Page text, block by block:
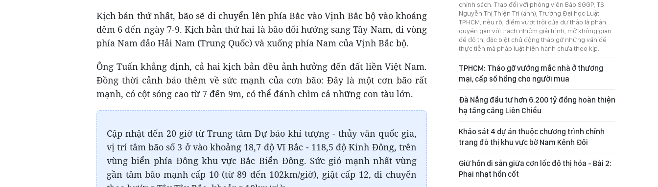
Kịch bản thứ nhất, bão sẽ di chuyển lên phía Bắc vào Vịnh Bắc bộ vào khoảng
đêm 6 đến ngày 7-9. Kịch bản thứ hai là bão đổi hướng sang Tây Nam, đi vòng
phía Nam đảo Hải Nam (Trung Quốc) và xuống phía Nam của Vịnh Bắc bộ.
Ông Tuấn khẳng định, cả hai kịch bản đều ảnh hưởng đến đất liền Việt Nam.
Đồng thời cảnh báo thêm về sức mạnh của cơn bão: Đây là một cơn bão rất
mạnh, có cột sóng cao từ 7 đến 9m, có thể đánh chìm cả những con tàu lớn.
Cập nhật đến 20 giờ từ Trung tâm Dự báo khí tượng - thủy văn quốc gia,
vị trí tâm bão số 3 ở vào khoảng 18,7 độ Vĩ Bắc - 118,5 độ Kinh Đông, trên
vùng biển phía Đông khu vực Bắc Biển Đông. Sức gió mạnh nhất vùng
gần tâm bão mạnh cấp 10 (từ 89 đến 102km/giờ), giật cấp 12, di chuyển
chính sách. Trao đổi với phóng viên Báo SGGP, TS
Nguyễn Thị Thiện Trí (ảnh), Trường Đại học Luật
TPHCM, nêu rõ, điểm vượt trội của dự thảo là phân
quyền gắn với trách nhiệm giải trình, mở không gian
để đô thị đặc biệt chủ động tháo gỡ những vấn đề
thực tiễn mà pháp luật hiện hành chưa theo kịp.
TPHCM: Tháo gỡ vướng mắc nhà ở thương
mại, cấp sổ hồng cho người mua
Đà Nẵng đầu tư hơn 6.200 tỷ đồng hoàn thiện
hạ tầng cảng Liên Chiểu
Khảo sát 4 dự án thuộc chương trình chỉnh
trang đô thị khu vực bờ Nam Kênh Đôi
Giữ hồn di sản giữa cơn lốc đô thị hóa - Bài 2:
Phai nhạt hồn cốt